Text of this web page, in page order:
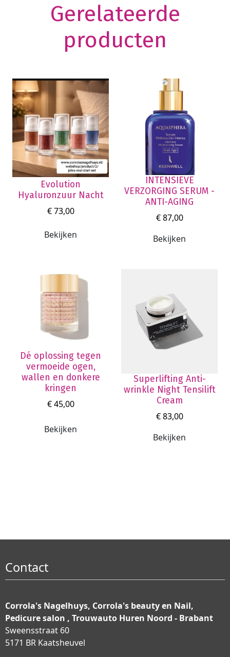
Gerelateerde
producten
Evolution
Hyaluronzuur Nacht
€ 73,00
Bekijken
INTENSIEVE
VERZORGING SERUM -
ANTI-AGING
€ 87,00
Bekijken
Dé oplossing tegen
vermoeide ogen,
wallen en donkere
kringen
€ 45,00
Bekijken
Superlifting Anti-
wrinkle Night Tensilift
Cream
€ 83,00
Bekijken
Contact
Corrola's Nagelhuys, Corrola's beauty en Nail,
Pedicure salon , Trouwauto Huren Noord - Brabant
Sweensstraat 60
5171 BR Kaatsheuvel